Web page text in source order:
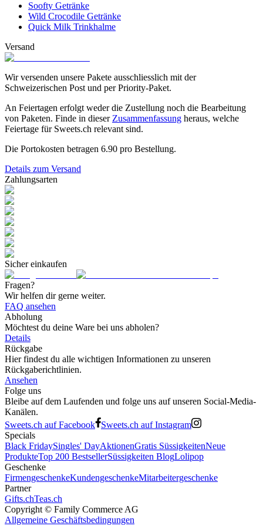
Soofty Getränke
Wild Crocodile Getränke
Quick Milk Trinkhalme
Versand
Wir versenden unsere Pakete ausschliesslich mit der
Schweizerischen Post und per Priority-Paket.
An Feiertagen erfolgt weder die Zustellung noch die Bearbeitung
von Paketen. Finde in dieser Zusammenfassung heraus, welche
Feiertage für Sweets.ch relevant sind.
Die Portokosten betragen 6.90 pro Bestellung.
Details zum Versand
Zahlungsarten
Sicher einkaufen
Fragen?
Wir helfen dir gerne weiter.
FAQ ansehen
Abholung
Möchtest du deine Ware bei uns abholen?
Details
Rückgabe
Hier findest du alle wichtigen Informationen zu unseren
Rückgaberichtlinien.
Ansehen
Folge uns
Bleibe auf dem Laufenden und folge uns auf unseren Social-Media-
Kanälen.
Sweets.ch auf Facebook
Sweets.ch auf Instagram
Specials
Black FridaySingles' DayAktionenGratis SüssigkeitenNeue
ProdukteTop 200 BestsellerSüssigkeiten BlogLolipop
Geschenke
FirmengeschenkeKundengeschenkeMitarbeitergeschenke
Partner
Gifts.chTeas.ch
Copyright © Family Commerce AG
Allgemeine Geschäftsbedingungen